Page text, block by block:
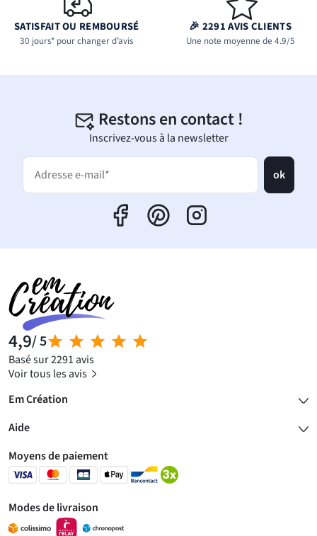
SATISFAIT OU REMBOURSÉ
30 jours* pour changer d’avis
🎉 2291 AVIS CLIENTS
Une note moyenne de 4.9/5
Restons en contact !
Inscrivez-vous à la newsletter
Adresse e-mail* ok
4,9/ 5
Basé sur 2291 avis
Voir tous les avis
Em Création
Aide
Moyens de paiement
Modes de livraison